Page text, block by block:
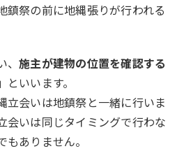
鎮祭の前に地縄張りが行われる
、施主が建物の位置を確認する
といいます。
立会いは地鎮祭と一緒に行いま
会いは同じタイミングで行わな
ありません。